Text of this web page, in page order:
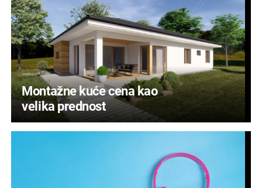
Montažne kuće cena kao
velika prednost